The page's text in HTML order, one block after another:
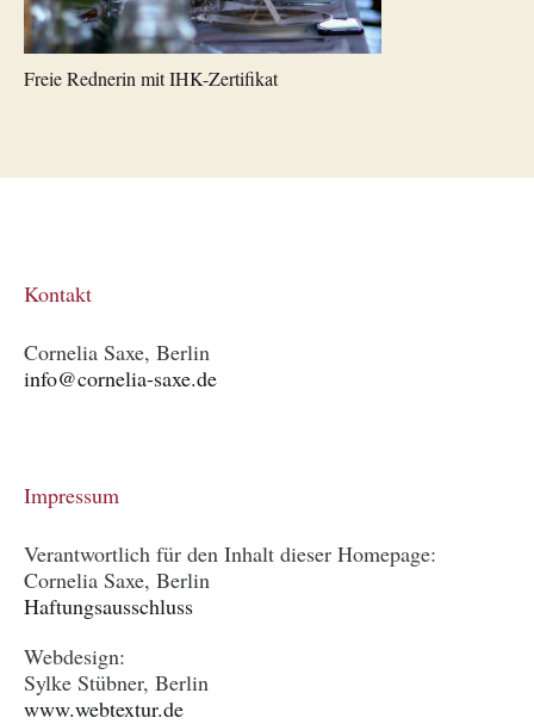
Freie Rednerin mit IHK-Zertifikat
Kontakt
Cornelia Saxe, Berlin
info@cornelia-saxe.de
Impressum
Verantwortlich für den Inhalt dieser Homepage:
Cornelia Saxe, Berlin
Haftungsausschluss
Webdesign:
Sylke Stübner, Berlin
www.webtextur.de